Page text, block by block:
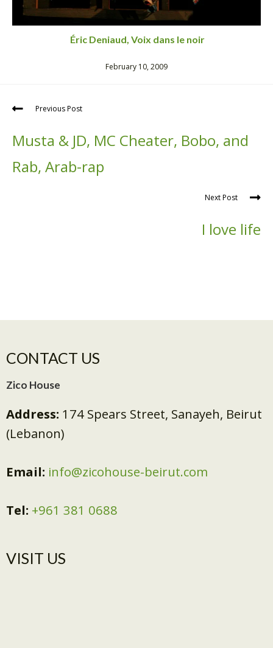
Éric Deniaud, Voix dans le noir
February 10, 2009
Previous Post
Musta & JD, MC Cheater, Bobo, and
Rab, Arab-rap
Next Post
I love life
CONTACT US
Zico House
Address: 174 Spears Street, Sanayeh, Beirut
(Lebanon)
Email: info@zicohouse-beirut.com
Tel: +961 381 0688
VISIT US​